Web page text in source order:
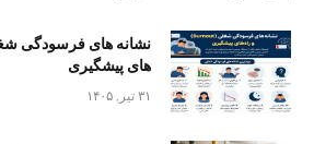
های پیشگیری
۳۱ تیر, ۱۴۰۵